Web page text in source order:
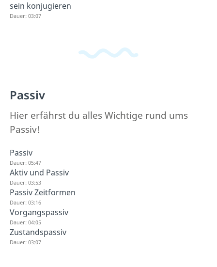
sein konjugieren
Dauer: 03:07
Passiv
Hier erfährst du alles Wichtige rund ums
Passiv!
Passiv
Dauer: 05:47
Aktiv und Passiv
Dauer: 03:53
Passiv Zeitformen
Dauer: 03:16
Vorgangspassiv
Dauer: 04:05
Zustandspassiv
Dauer: 03:07